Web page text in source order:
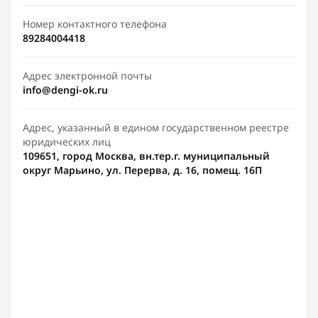
Номер контактного телефона
89284004418
Адрес электронной почты
info@dengi-ok.ru
Адрес, указанный в едином государственном реестре
юридических лиц
109651, город Москва, вн.тер.г. муниципальный
округ Марьино, ул. Перерва, д. 16, помещ. 16П